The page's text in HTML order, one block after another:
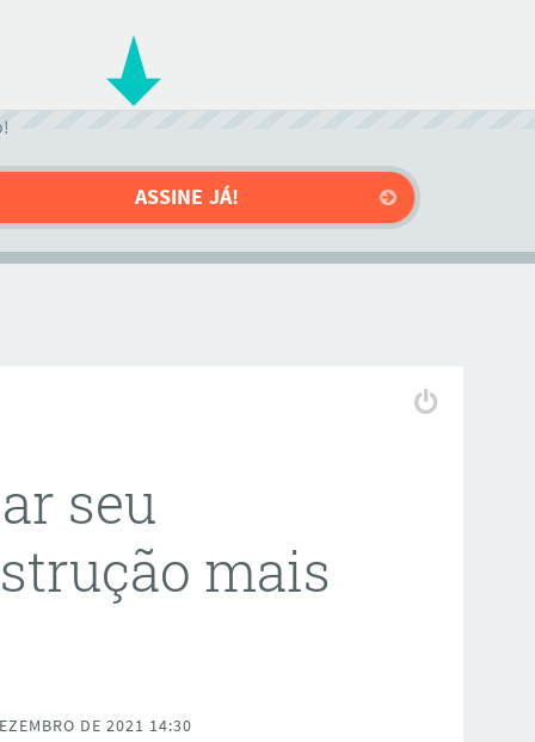
seu
mais
DE 2021 14:30